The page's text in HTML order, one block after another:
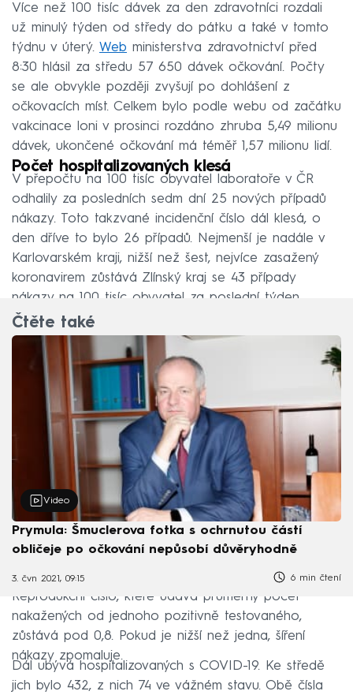
Více než 100 tisíc dávek za den zdravotníci rozdali
už minulý týden od středy do pátku a také v tomto
týdnu v úterý. Web ministerstva zdravotnictví před
8:30 hlásil za středu 57 650 dávek očkování. Počty
se ale obvykle později zvyšují po dohlášení z
očkovacích míst. Celkem bylo podle webu od začátku
vakcinace loni v prosinci rozdáno zhruba 5,49 milionu
dávek, ukončené očkování má téměř 1,57 milionu lidí.
Počet hospitalizovaných klesá
V přepočtu na 100 tisíc obyvatel laboratoře v ČR
odhalily za posledních sedm dní 25 nových případů
nákazy. Toto takzvané incidenční číslo dál klesá, o
den dříve to bylo 26 případů. Nejmenší je nadále v
Karlovarském kraji, nižší než šest, nejvíce zasažený
koronavirem zůstává Zlínský kraj se 43 případy
nákazy na 100 tisíc obyvatel za poslední týden.
Čtěte také
Video
Prymula: Šmuclerova fotka s ochrnutou částí
obličeje po očkování nepůsobí důvěryhodně
3. čvn 2021, 09:15 6 min čtení
Reprodukční číslo, které udává průměrný počet
nakažených od jednoho pozitivně testovaného,
zůstává pod 0,8. Pokud je nižší než jedna, šíření
nákazy zpomaluje.
Dál ubývá hospitalizovaných s COVID-19. Ke středě
jich bylo 432, z nich 74 ve vážném stavu. Obě čísla